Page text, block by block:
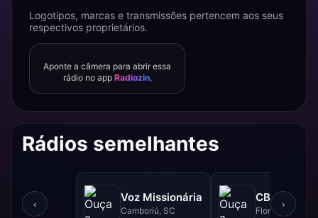
Logotipos, marcas e transmissões pertencem aos seus
respectivos proprietários.
Aponte a câmera para abrir essa
rádio no app Radiozin.
Rádios semelhantes
‹
Voz Missionária
Camboriú, SC
CBN - 740
Florianópolis,
›